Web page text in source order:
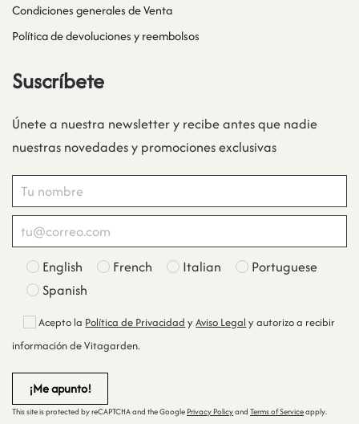
Condiciones generales de Venta
Política de devoluciones y reembolsos
Suscríbete
Únete a nuestra newsletter y recibe antes que nadie
nuestras novedades y promociones exclusivas
English French Italian
Portuguese
Spanish
Acepto la Política de Privacidad yAviso Legal y autorizo a recibir
información de Vitagarden.
This site is protected by reCAPTCHA and the Google Privacy Policyand Terms of Serviceapply.